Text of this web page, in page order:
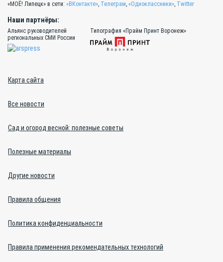
«МОЁ! Липецк» в сети: «ВКонтакте», Телеграм, «Одноклассники», Twitter
Наши партнёры:
Альянс руководителей
региональных СМИ России
Типография «Прайм Принт Воронеж»
Карта сайта
Все новости
Сад и огород весной: полезные советы
Полезные материалы
Другие новости
Правила общения
Политика конфиденциальности
Правила применения рекомендательных технологий